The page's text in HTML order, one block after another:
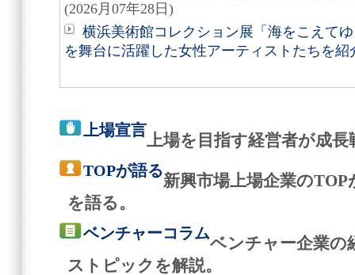
(2026月07年28日)
横浜美術館コレクション展「海をこえて
を舞台に活躍した女性アーティストたちを紹
上場宣言
上場を目指す経営者が成
TOPが語る
新興市場上場企業の
を語る。
ベンチャーコラム
ベンチャー企業の
ストピックを解説。